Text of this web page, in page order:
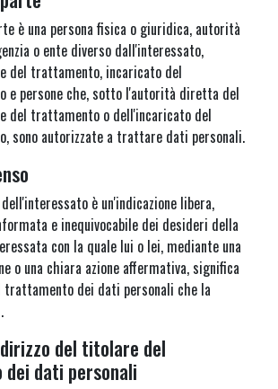
è una persona fisica o giuridica, autorità
o ente diverso dall'interessato,
del trattamento, incaricato del
e persone che, sotto l'autorità diretta del
del trattamento o dell'incaricato del
sono autorizzate a trattare dati personali.
è un'indicazione libera,
e inequivocabile dei desideri della
con la quale lui o lei, mediante una
o una chiara azione affermativa, significa
trattamento dei dati personali che la
del titolare del
dati personali